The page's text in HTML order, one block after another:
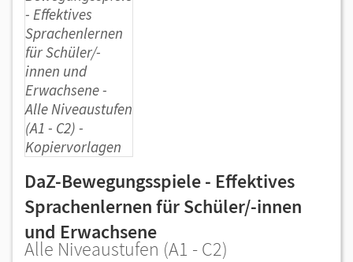
DaZ-Bewegungsspiele - Effektives
Sprachenlernen für Schüler/-innen
und Erwachsene
Alle Niveaustufen (A1 - C2)